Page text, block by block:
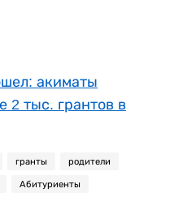
акиматы
2 тыс. грантов в
гранты родители
Абитуриенты